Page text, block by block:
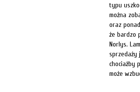
typu
można
oraz
że bardzo
Norlys.
sprzedaży
chociażby
może